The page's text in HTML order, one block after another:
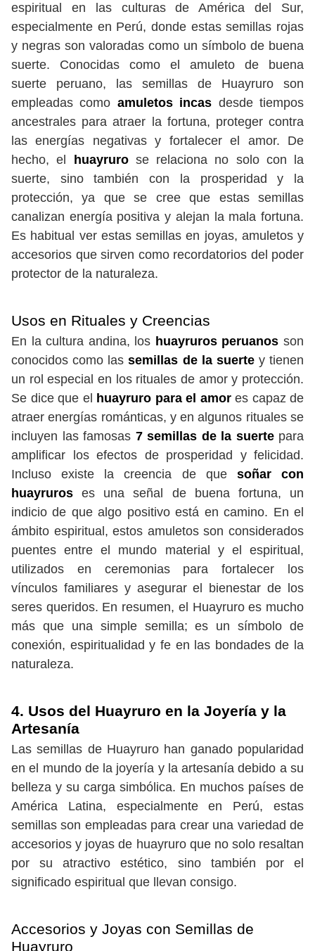
espiritual en las culturas de América del Sur,
especialmente en Perú, donde estas semillas rojas
y negras son valoradas como un símbolo de buena
suerte. Conocidas como el amuleto de buena
suerte peruano, las semillas de Huayruro son
empleadas como amuletos incas desde tiempos
ancestrales para atraer la fortuna, proteger contra
las energías negativas y fortalecer el amor. De
hecho, el
huayruro se relaciona no solo con la
suerte, sino también con la prosperidad y la
protección, ya que se cree que estas semillas
canalizan energía positiva y alejan la mala fortuna.
Es habitual ver estas semillas en joyas, amuletos y
accesorios que sirven como recordatorios del poder
protector de la naturaleza.
Usos en Rituales y Creencias
En la cultura andina, los huayruros peruanos son
conocidos como lassemillas de la suertey tienen
un rol especial en los rituales de amor y protección.
Se dice que el huayruro para el amores capaz de
atraer energías románticas, y en algunos rituales se
incluyen las famosas 7 semillas de la suertepara
amplificar los efectos de prosperidad y felicidad.
Incluso existe la creencia de que soñar con
huayruros es una señal de buena fortuna, un
indicio de que algo positivo está en camino. En el
ámbito espiritual, estos amuletos son considerados
puentes entre el mundo material y el espiritual,
utilizados en ceremonias para fortalecer los
vínculos familiares y asegurar el bienestar de los
seres queridos. En resumen, el Huayruro es mucho
más que una simple semilla; es un símbolo de
conexión, espiritualidad y fe en las bondades de la
naturaleza.
4. Usos del Huayruro en la Joyería y la
Artesanía
Las semillas de Huayruro han ganado popularidad
en el mundo de la joyería y la artesanía debido a su
belleza y su carga simbólica. En muchos países de
América Latina, especialmente en Perú, estas
semillas son empleadas para crear una variedad de
accesorios y joyas de huayruro que no solo resaltan
por su atractivo estético, sino también por el
significado espiritual que llevan consigo.
Accesorios y Joyas con Semillas de
Huayruro